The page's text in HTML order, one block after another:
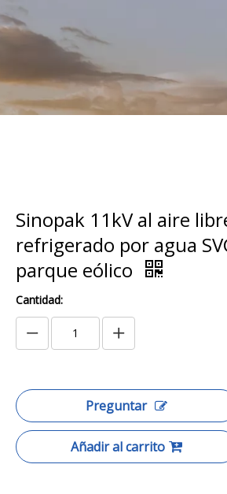
Sinopak 11kV al aire
refrigerado por agua
parque eólico
Cantidad:
Preguntar
Añadir al carrito